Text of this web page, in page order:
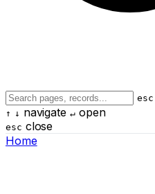
esc
↑ ↓ navigate ↵open
esc close
Home